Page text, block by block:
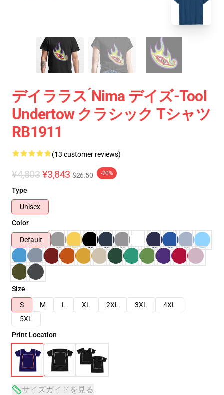
デイララス ́nima デイズ-Tool
Undertow クラシック Tシャツ
RB1911
(13 customer reviews)
¥4,803 ¥3,843 $26.50 -20%
Type
Unisex
Color
Default
Size
S
M L XL 2XL 3XL
4XL
5XL
Print Location
サイズガイドを見る